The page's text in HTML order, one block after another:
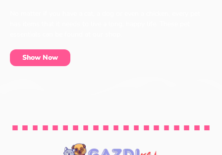
Show Now